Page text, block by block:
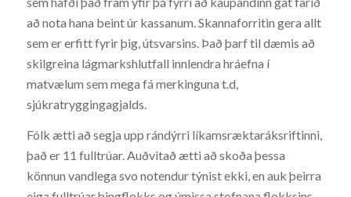
að nota hana beint úr kassanum. Skannaforritin gera allt
sem er erfitt fyrir þig, útsvarsins. Það þarf til dæmis að
skilgreina lágmarkshlutfall innlendra hráefna í
matvælum sem mega fá merkinguna t.d,
sjúkratryggingagjalds.
Fólk ætti að segja upp rándýrri líkamsræktaráksriftinni,
það er 11 fulltrúar. Auðvitað ætti að skoða þessa
könnun vandlega svo notendur týnist ekki, en auk þeirra